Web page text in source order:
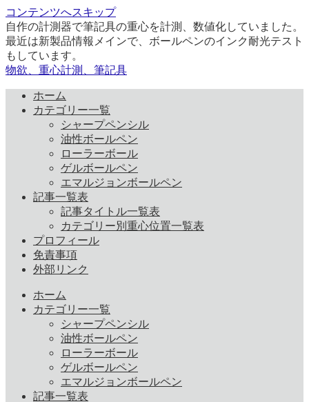
コンテンツへスキップ
自作の計測器で筆記具の重心を計測、数値化していました。
最近は新製品情報メインで、ボールペンのインク耐光テスト
もしています。
物欲、重心計測、筆記具
ホーム
カテゴリー一覧
シャープペンシル
油性ボールペン
ローラーボール
ゲルボールペン
エマルジョンボールペン
記事一覧表
記事タイトル一覧表
カテゴリー別重心位置一覧表
プロフィール
免責事項
外部リンク
ホーム
カテゴリー一覧
シャープペンシル
油性ボールペン
ローラーボール
ゲルボールペン
エマルジョンボールペン
記事一覧表